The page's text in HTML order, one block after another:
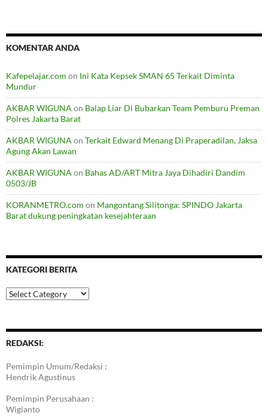
KOMENTAR ANDA
Kafepelajar.com on Ini Kata Kepsek SMAN 65 Terkait Diminta
Mundur
AKBAR WIGUNA on Balap Liar Di Bubarkan Team Pemburu Preman
Polres Jakarta Barat
AKBAR WIGUNA on Terkait Edward Menang Di Praperadilan, Jaksa
Agung Akan Lawan
AKBAR WIGUNA on Bahas AD/ART Mitra Jaya Dihadiri Dandim
0503/JB
KORANMETRO.com on Mangontang Silitonga: SPINDO Jakarta
Barat dukung peningkatan kesejahteraan
KATEGORI BERITA
Kategori
Berita
REDAKSI:
Pemimpin Umum/Redaksi :
Hendrik Agustinus
Pemimpin Perusahaan :
Wigianto